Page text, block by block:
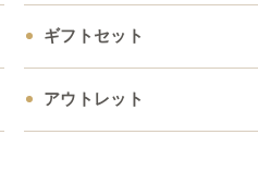
ギフトセット
アウトレット